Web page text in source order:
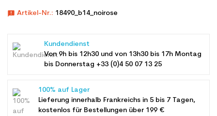
announcement Artikel-Nr.: 18490_b14_noirose
Kundendienst
Von 9h bis 12h30 und von 13h30 bis 17h Montag
bis Donnerstag +33 (0)4 50 07 13 25
100% auf Lager
Lieferung innerhalb Frankreichs in 5 bis 7 Tagen,
kostenlos für Bestellungen über 199 €